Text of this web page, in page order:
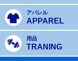
アパレル
APPAREL
用品
TRANING